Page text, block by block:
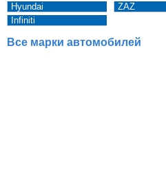
Hyundai
Infiniti
ZAZ
Все марки автомобилей